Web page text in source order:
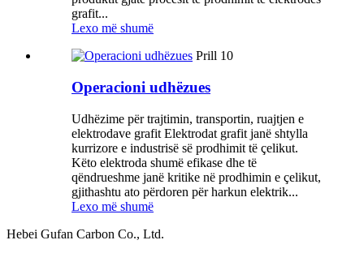
grafit...
Lexo më shumë
Prill 10
Operacioni udhëzues
Udhëzime për trajtimin, transportin, ruajtjen e
elektrodave grafit Elektrodat grafit janë shtylla
kurrizore e industrisë së prodhimit të çelikut.
Këto elektroda shumë efikase dhe të
qëndrueshme janë kritike në prodhimin e çelikut,
gjithashtu ato përdoren për harkun elektrik...
Lexo më shumë
Hebei Gufan Carbon Co., Ltd.